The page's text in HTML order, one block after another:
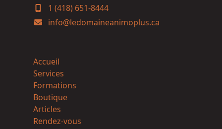
1 (418) 651-8444
info@ledomaineanimoplus.ca
Accueil
Services
Formations
Boutique
Articles
Rendez-vous